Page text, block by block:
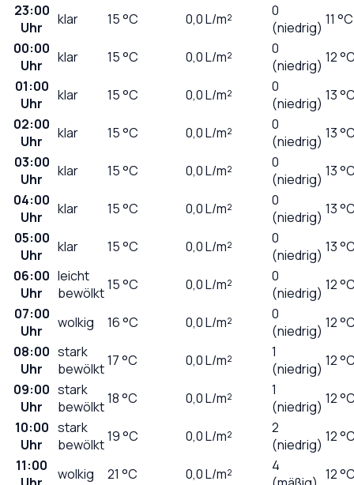
23:00
Uhr
klar 15°C 0,0L/m²
0
(niedrig) 11 °C
00:00
Uhr
klar 15°C 0,0L/m²
0
(niedrig) 12
01:00
Uhr
klar 15°C 0,0L/m²
0
(niedrig) 13
02:00
Uhr
klar 15°C 0,0L/m²
0
(niedrig) 13
03:00
Uhr
klar 15°C 0,0L/m²
0
(niedrig) 13
04:00
Uhr
klar 15°C 0,0L/m²
0
(niedrig) 13
05:00
Uhr
klar 15°C 0,0L/m²
0
(niedrig) 13
06:00
Uhr
leicht
bewölkt15°C 0,0L/m²
0
(niedrig) 12
07:00
Uhr
wolkig 16°C 0,0L/m²
0
(niedrig) 12
08:00
Uhr
stark
bewölkt17°C 0,0L/m²
1
(niedrig) 12
09:00
Uhr
stark
bewölkt18°C 0,0L/m²
1
(niedrig) 12
10:00
Uhr
stark
bewölkt19°C 0,0L/m²
2
(niedrig) 12
11:00
wolkig 21 °C 0,0L/m²
4
12